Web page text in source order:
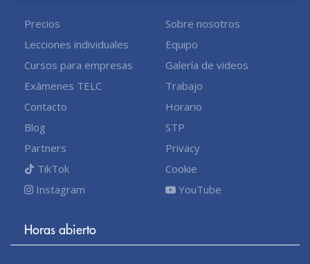
Precios
Lecciones individuales
Cursos para empresas
Exámenes TELC
Contacto
Blog
Partners
TikTok
Instagram
Sobre nosotros
Equipo
Galería de videos
Trabajo
Horario
STP
Privacy
Cookie
YouTube
Horas abierto